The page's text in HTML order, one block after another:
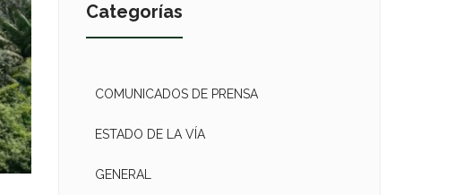
Categorías
COMUNICADOS DE PRENSA
ESTADO DE LA VÍA
GENERAL